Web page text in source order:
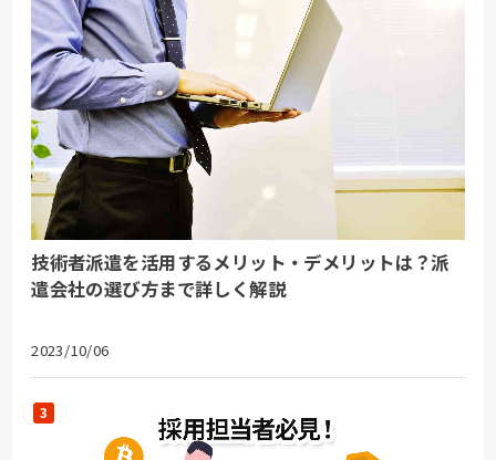
技術者派遣を活用するメリット・デメリットは？派
遣会社の選び方まで詳しく解説
2023/10/06